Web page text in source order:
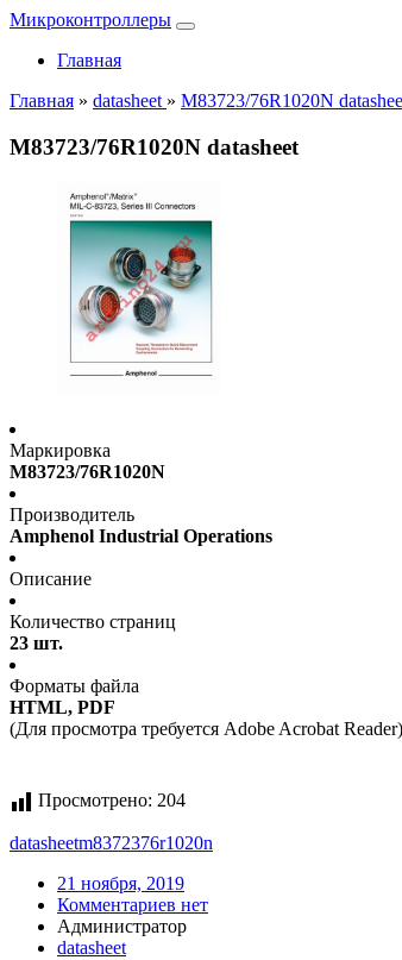
Микроконтроллеры
Главная
Главная » datasheet » M83723/76R1020N
M83723/76R1020N datasheet
Маркировка
M83723/76R1020N
Производитель
Amphenol Industrial Operations
Описание
Количество страниц
23 шт.
Форматы файла
HTML, PDF
(Для просмотра требуется Adobe Acrobat Reader)
Просмотрено: 204
datasheetm8372376r1020n
21 ноября, 2019
Комментариев нет
Администратор
datasheet